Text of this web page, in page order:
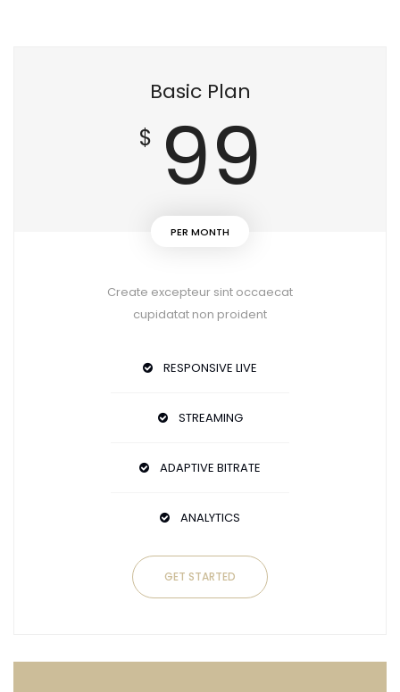
Basic Plan
$ 99
PER MONTH
Create excepteur sint occaecat
cupidatat non proident
RESPONSIVE LIVE
STREAMING
ADAPTIVE BITRATE
ANALYTICS
GET STARTED